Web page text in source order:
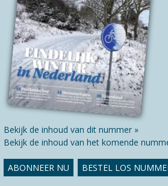
Bekijk de inhoud van dit nummer »
Bekijk de inhoud van het komende
ABONNEER NU BESTEL LOS